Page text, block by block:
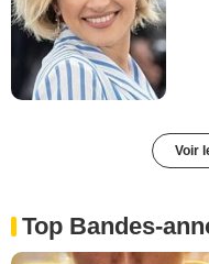
Voir
Top Bandes-